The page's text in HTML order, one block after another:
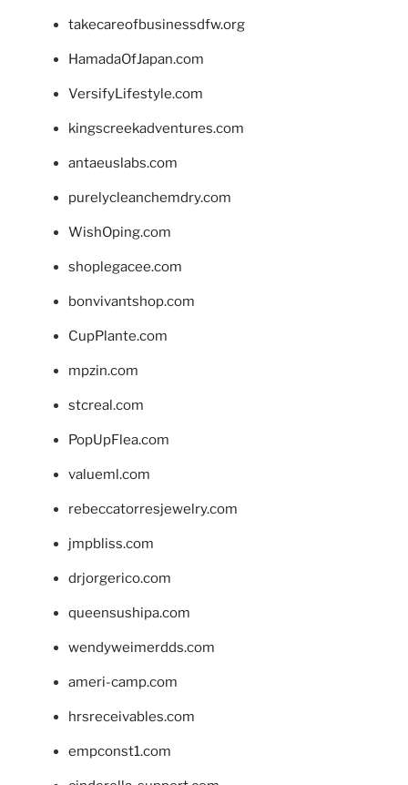
takecareofbusinessdfw.org
HamadaOfJapan.com
VersifyLifestyle.com
kingscreekadventures.com
antaeuslabs.com
purelycleanchemdry.com
WishOping.com
shoplegacee.com
bonvivantshop.com
CupPlante.com
mpzin.com
stcreal.com
PopUpFlea.com
valueml.com
rebeccatorresjewelry.com
jmpbliss.com
drjorgerico.com
queensushipa.com
wendyweimerdds.com
ameri-camp.com
hrsreceivables.com
empconst1.com